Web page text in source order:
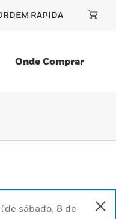
RÁPIDA
Onde Comprar
sábado, 8 de